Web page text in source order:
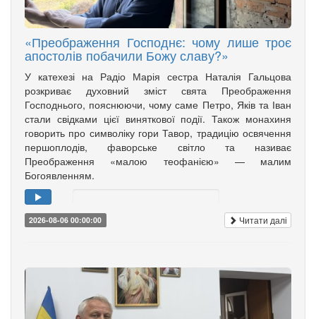
«Преображення Господнє: чому лише троє
апостолів побачили Божу славу?»
У катехезі на Радіо Марія сестра Наталія Гальцова
розкриває духовний зміст свята Преображення
Господнього, пояснюючи, чому саме Петро, Яків та Іван
стали свідками цієї виняткової події. Також монахиня
говорить про символіку гори Тавор, традицію освячення
першоплодів, фаворське світло та називає
Преображення «малою теофанією» — малим
Богоявленням.
2026-08-06 00:00:00 Читати далі